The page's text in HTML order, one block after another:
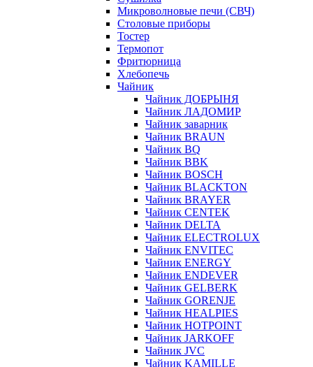
Микроволновые печи (СВЧ)
Столовые приборы
Тостер
Термопот
Фритюрница
Хлебопечь
Чайник
Чайник ДОБРЫНЯ
Чайник ЛАДОМИР
Чайник заварник
Чайник BRAUN
Чайник BQ
Чайник BBK
Чайник BOSCH
Чайник BLACKTON
Чайник BRAYER
Чайник CENTEK
Чайник DELTA
Чайник ELECTROLUX
Чайник ENVITEC
Чайник ENERGY
Чайник ENDEVER
Чайник GELBERK
Чайник GORENJE
Чайник HEALPIES
Чайник HOTPOINT
Чайник JARKOFF
Чайник JVC
Чайник KAMILLE